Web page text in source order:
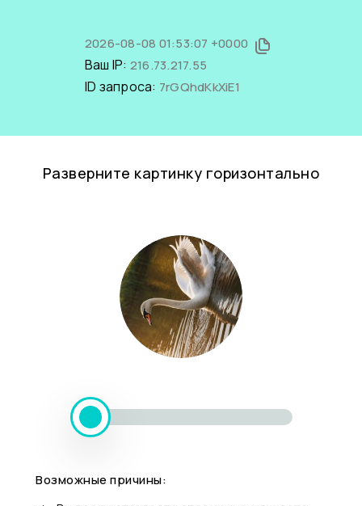
2026-08-08 01:53:07 +0000
Ваш IP: 216.73.217.55
ID запроса: 7rGQhdKkXiE1
Разверните картинку горизонтально
Возможные причины: